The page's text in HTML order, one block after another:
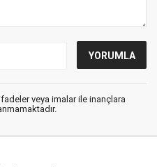
veya imalar ile inançlara